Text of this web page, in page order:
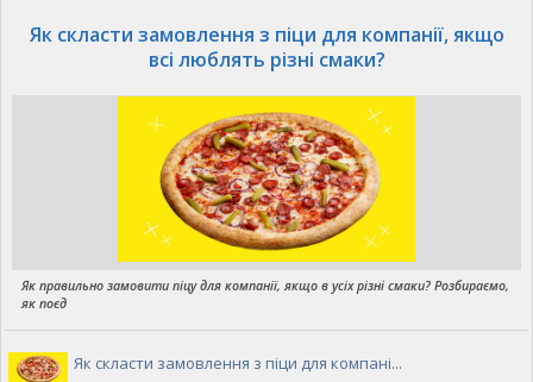
Як скласти замовлення з піци для компанії, якщо
всі люблять різні смаки?
Як правильно замовити піцу для компанії, якщо в усіх різні смаки? Розбираємо,
як поєд
Як скласти замовлення з піци для компані...